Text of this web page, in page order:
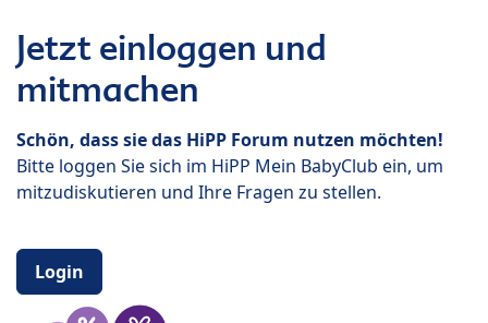
Jetzt einloggen und
mitmachen
Schön, dass sie das HiPP Forum nutzen möchten!
Bitte loggen Sie sich im HiPP Mein BabyClub ein, um
mitzudiskutieren und Ihre Fragen zu stellen.
Login